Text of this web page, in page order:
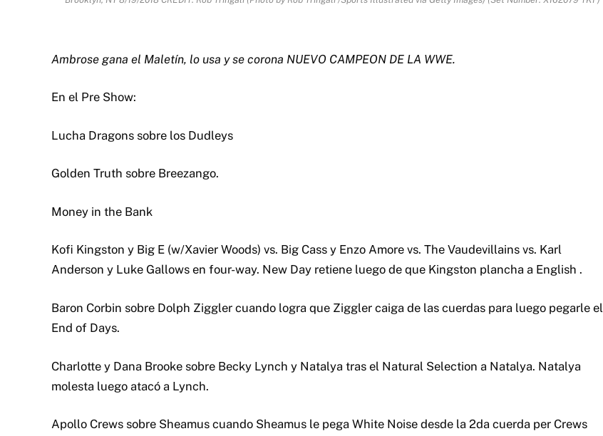
Ambrose gana el Maletín, lo usa y se corona NUEVO CAMPEON DE LA WWE.
En el Pre Show:
Lucha Dragons sobre los Dudleys
Golden Truth sobre Breezango.
Money in the Bank
Kofi Kingston y Big E (w/Xavier Woods) vs. Big Cass y Enzo Amore vs. The Vaudevillains vs. Karl
Anderson y Luke Gallows en four-way. New Day retiene luego de que Kingston plancha a English .
Baron Corbin sobre Dolph Ziggler cuando logra que Ziggler caiga de las cuerdas para luego pegarle el
End of Days.
Charlotte y Dana Brooke sobre Becky Lynch y Natalya tras el Natural Selection a Natalya. Natalya
molesta luego atacó a Lynch.
Apollo Crews sobre Sheamus cuando Sheamus le pega White Noise desde la 2da cuerda per Crews